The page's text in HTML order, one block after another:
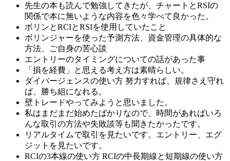
先生の本も読んで勉強してきたが、チャートとRSIの
関係で本に無いような内容を色々学べて良かった。
ボリンとRCIとRSIを使用していたこと
ボリンジャーを使った予測方法、資金管理の具体的な
方法、ご自身の苦心談
エントリーのタイミングについての話があった事
「損を経費」と思える考え方は素晴らしい。
ダイバージェンスの使い方 努力すれば、規律さえ守れ
ば、勝ち組になれる。
壁トレードやってみようと思いました。
私はまだまだ始めたばかりなので、時間があればいろ
んな取引の方法や失敗談等も聞きたかったです。
リアルタイムで取引を見たいです。エントリー、エグ
ジットを見たいです。
RCIの3本線の使い方 RCIの中長期線と短期線の使い方